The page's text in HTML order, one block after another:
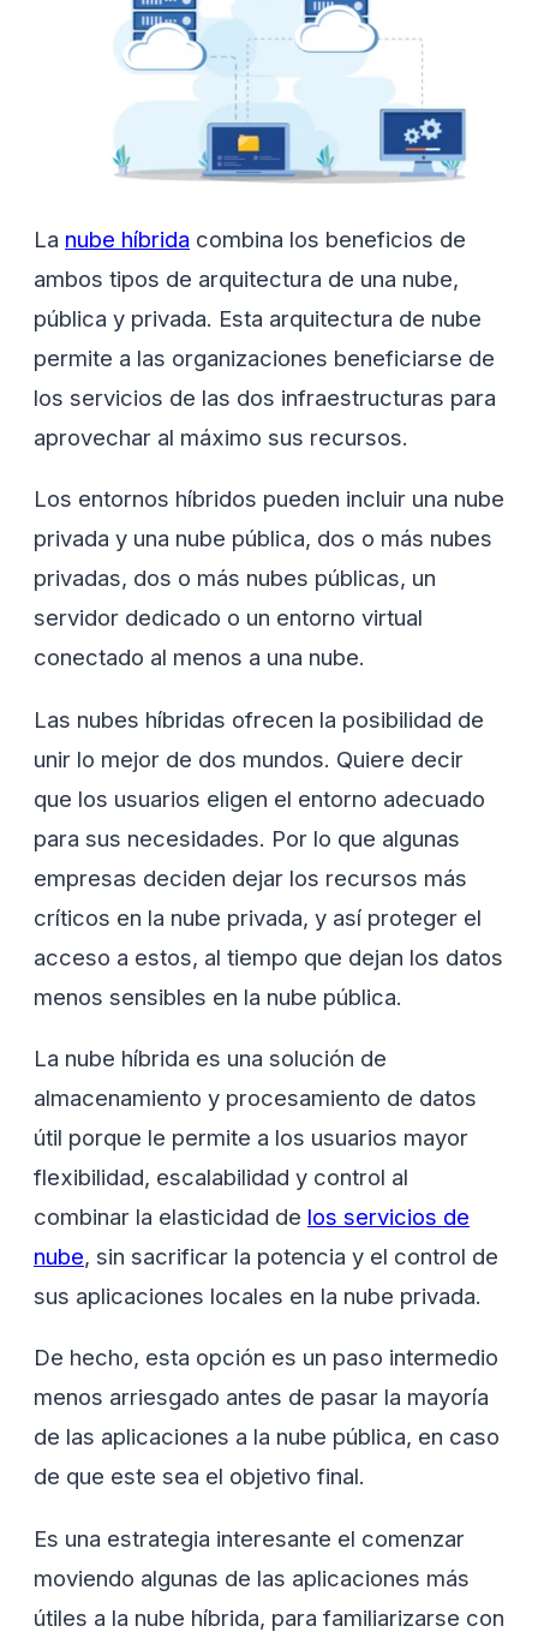
La nube híbrida combina los beneficios de
ambos tipos de arquitectura de una nube,
pública y privada. Esta arquitectura de nube
permite a las organizaciones beneficiarse de
los servicios de las dos infraestructuras para
aprovechar al máximo sus recursos.
Los entornos híbridos pueden incluir una nube
privada y una nube pública, dos o más nubes
privadas, dos o más nubes públicas, un
servidor dedicado o un entorno virtual
conectado al menos a una nube.
Las nubes híbridas ofrecen la posibilidad de
unir lo mejor de dos mundos. Quiere decir
que los usuarios eligen el entorno adecuado
para sus necesidades. Por lo que algunas
empresas deciden dejar los recursos más
críticos en la nube privada, y así proteger el
acceso a estos, al tiempo que dejan los datos
menos sensibles en la nube pública.
La nube híbrida es una solución de
almacenamiento y procesamiento de datos
útil porque le permite a los usuarios mayor
flexibilidad, escalabilidad y control al
combinar la elasticidad de los servicios de
nube, sin sacrificar la potencia y el control de
sus aplicaciones locales en la nube privada.
De hecho, esta opción es un paso intermedio
menos arriesgado antes de pasar la mayoría
de las aplicaciones a la nube pública, en caso
de que este sea el objetivo final.
Es una estrategia interesante el comenzar
moviendo algunas de las aplicaciones más
útiles a la nube híbrida, para familiarizarse con